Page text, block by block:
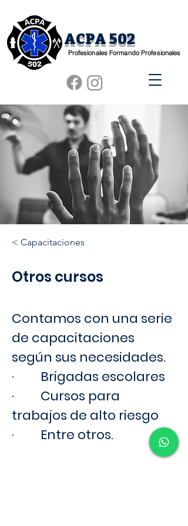
ACPA 502
Profesionales Formando Profesionales
< Capacitaciones
Otros cursos
Contamos con una serie
de capacitaciones
según sus necesidades.
· Brigadas escolares
· Cursos para
trabajos de alto riesgo
· Entre otros.